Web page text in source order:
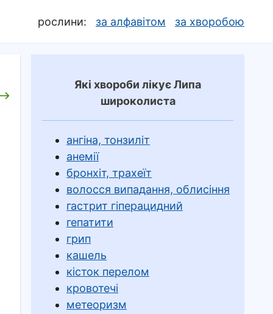
рослини: за алфавітом за хворобою
Які хвороби лікує Липа
широколиста
ангіна, тонзиліт
анемії
бронхіт, трахеїт
волосся випадання, облисіння
гастрит гіперацидний
гепатити
грип
кашель
кісток перелом
кровотечі
метеоризм